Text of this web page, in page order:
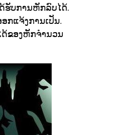
ຮັບການຫັກລົບໄດ້.
ກແຈ້ງການເປັນ.
ຂອງຫັກຈໍານວນ